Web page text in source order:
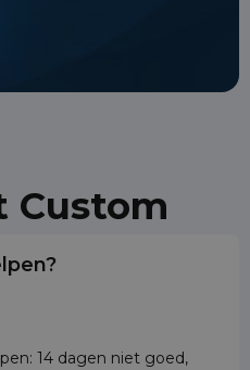
Custom
14 dagen niet goed,